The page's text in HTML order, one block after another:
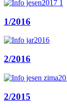
1/2016
2/2016
2/2015